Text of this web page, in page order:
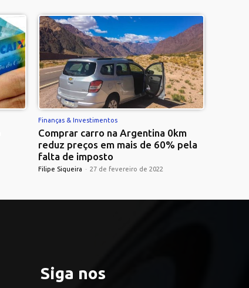
Finanças & Investimentos
Comprar carro na Argentina 0km
reduz preços em mais de 60% pela
falta de imposto
Filipe Siqueira - 27 de fevereiro de 2022
Siga nos